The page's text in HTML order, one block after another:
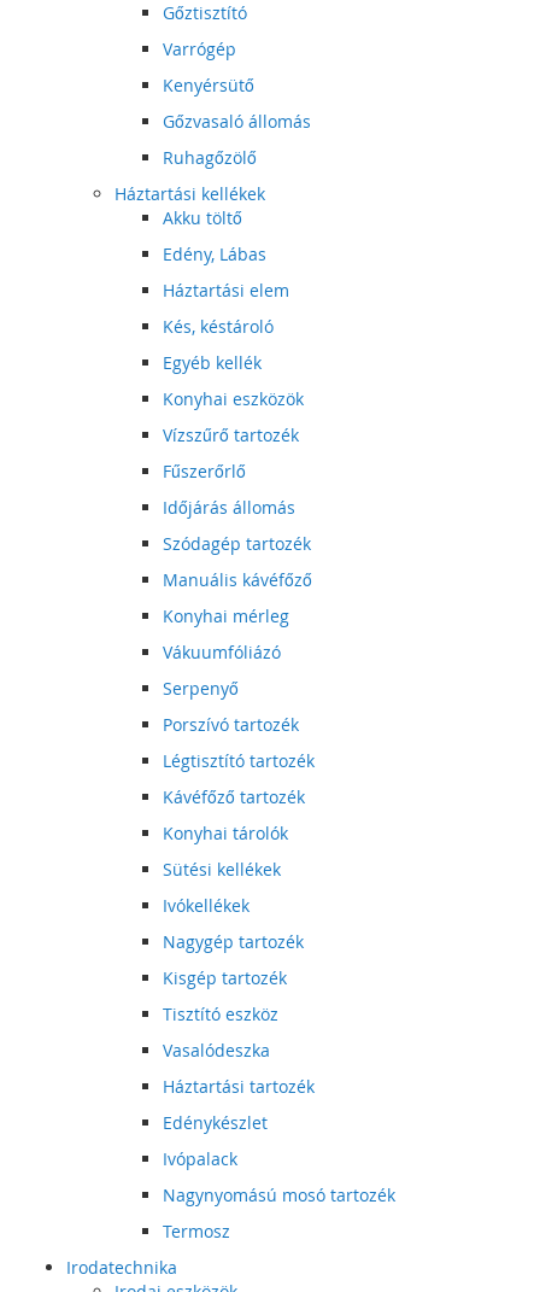
Gőztisztító
Varrógép
Kenyérsütő
Gőzvasaló állomás
Ruhagőzölő
Háztartási kellékek
Akku töltő
Edény, Lábas
Háztartási elem
Kés, késtároló
Egyéb kellék
Konyhai eszközök
Vízszűrő tartozék
Fűszerőrlő
Időjárás állomás
Szódagép tartozék
Manuális kávéfőző
Konyhai mérleg
Vákuumfóliázó
Serpenyő
Porszívó tartozék
Légtisztító tartozék
Kávéfőző tartozék
Konyhai tárolók
Sütési kellékek
Ivókellékek
Nagygép tartozék
Kisgép tartozék
Tisztító eszköz
Vasalódeszka
Háztartási tartozék
Edénykészlet
Ivópalack
Nagynyomású mosó tartozék
Termosz
Irodatechnika